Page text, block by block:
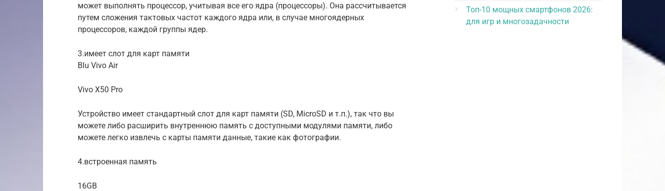
может выполнять процессор, учитывая все его ядра (процессоры). Она рассчитывается
путем сложения тактовых частот каждого ядра или, в случае многоядерных
процессоров, каждой группы ядер.
3.имеет слот для карт памяти
Blu Vivo Air
Vivo X50 Pro
Устройство имеет стандартный слот для карт памяти (SD, MicroSD и т.п.), так что вы
можете либо расширить внутреннюю память с доступными модулями памяти, либо
можете легко извлечь с карты памяти данные, такие как фотографии.
4.встроенная память
16GB
Топ-10 мощных смартфонов 2026:
для игр и многозадачности